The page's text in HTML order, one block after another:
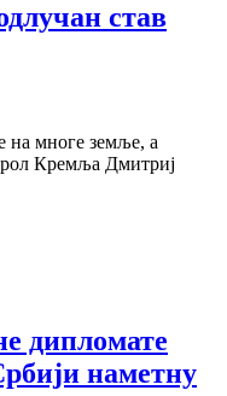
став
на многе земље, а
Кремља Дмитриј
дипломате
наметну